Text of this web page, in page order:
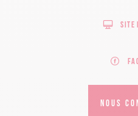
Site
NOUS